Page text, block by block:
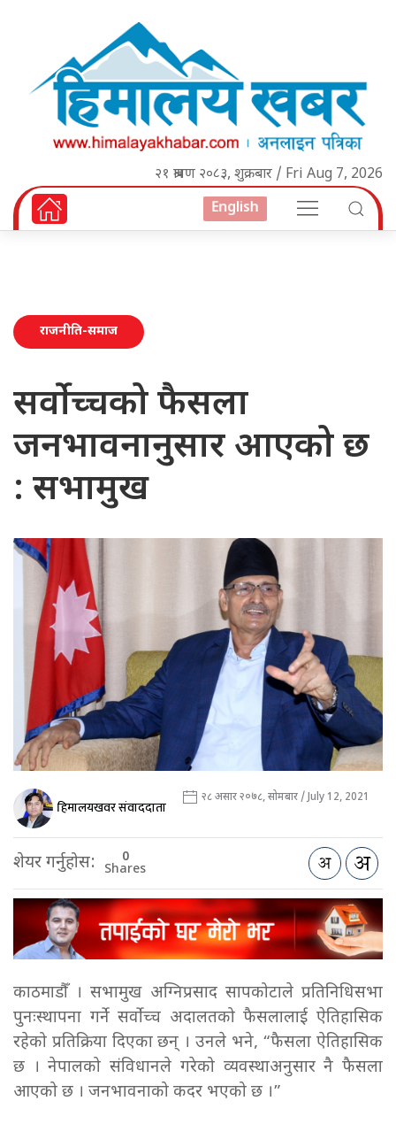
२१ श्रावण २०८३, शुक्रबार / Fri Aug 7, 2026
English
राजनीति-समाज
सर्वोच्चको फैसला
जनभावनानुसार आएको छ
: सभामुख
हिमालयखवर संवाददाता २८ असार २०७८, सोमबार / July 12, 2021
शेयर गर्नुहोस: 0
Shares
काठमाडौँ । सभामुख अग्निप्रसाद सापकोटाले प्रतिनिधिसभा
पुनःस्थापना गर्ने सर्वोच्च अदालतको फैसलालाई ऐतिहासिक
रहेको प्रतिक्रिया दिएका छन् । उनले भने, “फैसला ऐतिहासिक
छ । नेपालको संविधानले गरेको व्यवस्थाअनुसार नै फैसला
आएको छ । जनभावनाको कदर भएको छ ।”